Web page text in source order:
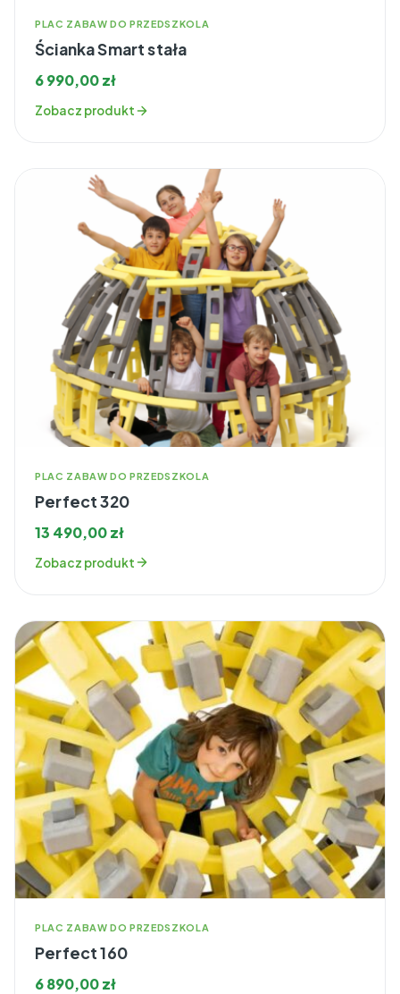
PLAC ZABAW DO PRZEDSZKOLA
Ścianka Smart stała
6 990,00zł
Zobacz produkt
PLAC ZABAW DO PRZEDSZKOLA
Perfect 320
13 490,00zł
Zobacz produkt
PLAC ZABAW DO PRZEDSZKOLA
Perfect 160
6 890,00zł